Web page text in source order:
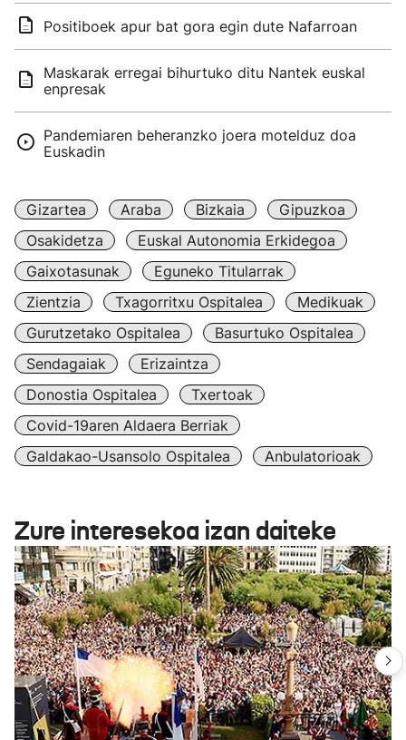
Positiboek apur bat gora egin dute Nafarroan
Maskarak erregai bihurtuko ditu Nantek euskal
enpresak
Pandemiaren beheranzko joera motelduz doa
Euskadin
Gizartea Araba Bizkaia
Gipuzkoa
Osakidetza
Euskal Autonomia Erkidegoa
Gaixotasunak
Eguneko Titularrak
Zientzia
Txagorritxu Ospitalea
Medikuak
Gurutzetako Ospitalea
Basurtuko Ospitalea
Sendagaiak
Erizaintza
Donostia Ospitalea
Txertoak
Covid-19aren Aldaera Berriak
Galdakao-Usansolo Ospitalea
Anbulatorioak
Zure interesekoa izan daiteke